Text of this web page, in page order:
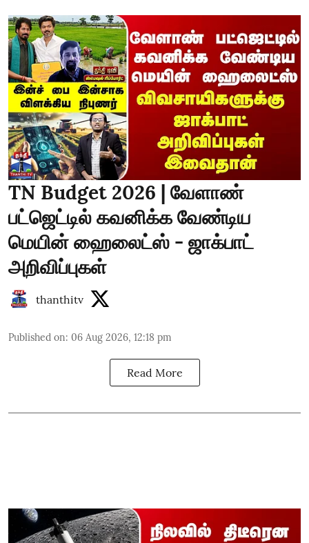
TN Budget 2026 | வேளாண்
பட்ஜெட்டில் கவனிக்க வேண்டிய
மெயின் ஹைலைட்ஸ் - ஜாக்பாட்
அறிவிப்புகள்
thanthitv
Published on: 06 Aug 2026, 12:18 pm
Read More